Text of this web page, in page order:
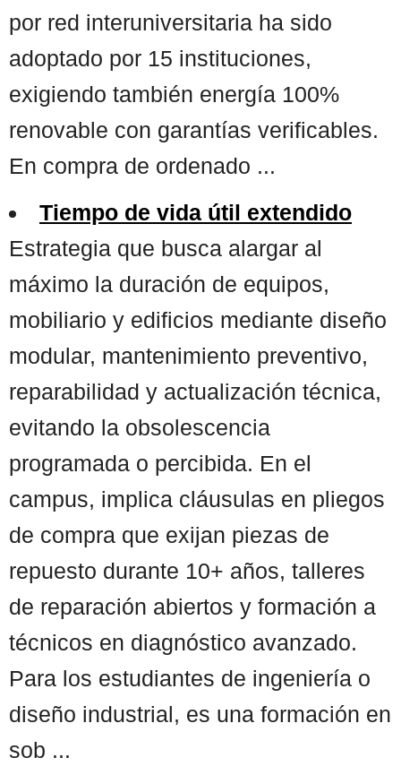
por red interuniversitaria ha sido
adoptado por 15 instituciones,
exigiendo también energía 100%
renovable con garantías verificables.
En compra de ordenado ...
Tiempo de vida útil extendido
Estrategia que busca alargar al
máximo la duración de equipos,
mobiliario y edificios mediante diseño
modular, mantenimiento preventivo,
reparabilidad y actualización técnica,
evitando la obsolescencia
programada o percibida. En el
campus, implica cláusulas en pliegos
de compra que exijan piezas de
repuesto durante 10+ años, talleres
de reparación abiertos y formación a
técnicos en diagnóstico avanzado.
Para los estudiantes de ingeniería o
diseño industrial, es una formación en
sob ...